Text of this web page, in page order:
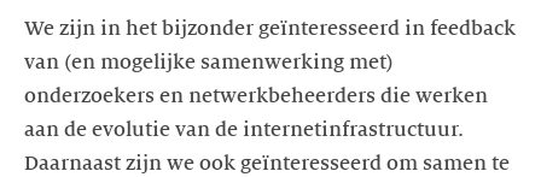
We zijn in het bijzonder geïnteresseerd in feedback
van (en mogelijke samenwerking met)
onderzoekers en netwerkbeheerders die werken
aan de evolutie van de internetinfrastructuur.
Daarnaast zijn we ook geïnteresseerd om samen te